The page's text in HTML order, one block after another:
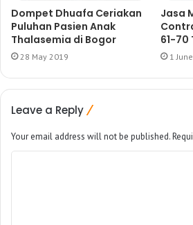
Dompet Dhuafa Ceriakan
Puluhan Pasien Anak
Thalasemia di Bogor
28 May 2019
Jasa
61-70
1
Leave a Reply
Your email address will not be published.